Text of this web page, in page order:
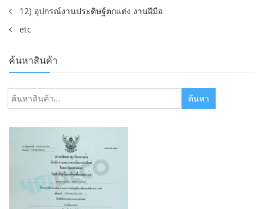
12) อุปกรณ์งานประดิษฐ์ตกแต่ง งานฝีมือ
etc
ค้นหาสินค้า
ค้นหา: ค้นหา